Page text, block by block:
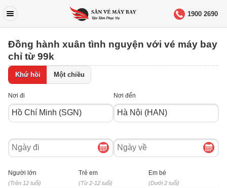
1900 2690
Đồng hành xuân tình nguyện với vé máy bay
chỉ từ 99k
Khứ hồi Một chiều
Nơi đi Nơi đến
Ngày
đi
Ngày
về
Người lớn
(Trên 12 tuổi)
Trẻ em
(Từ 2-12 tuổi)
Em bé
(Dưới 2 tuổi)